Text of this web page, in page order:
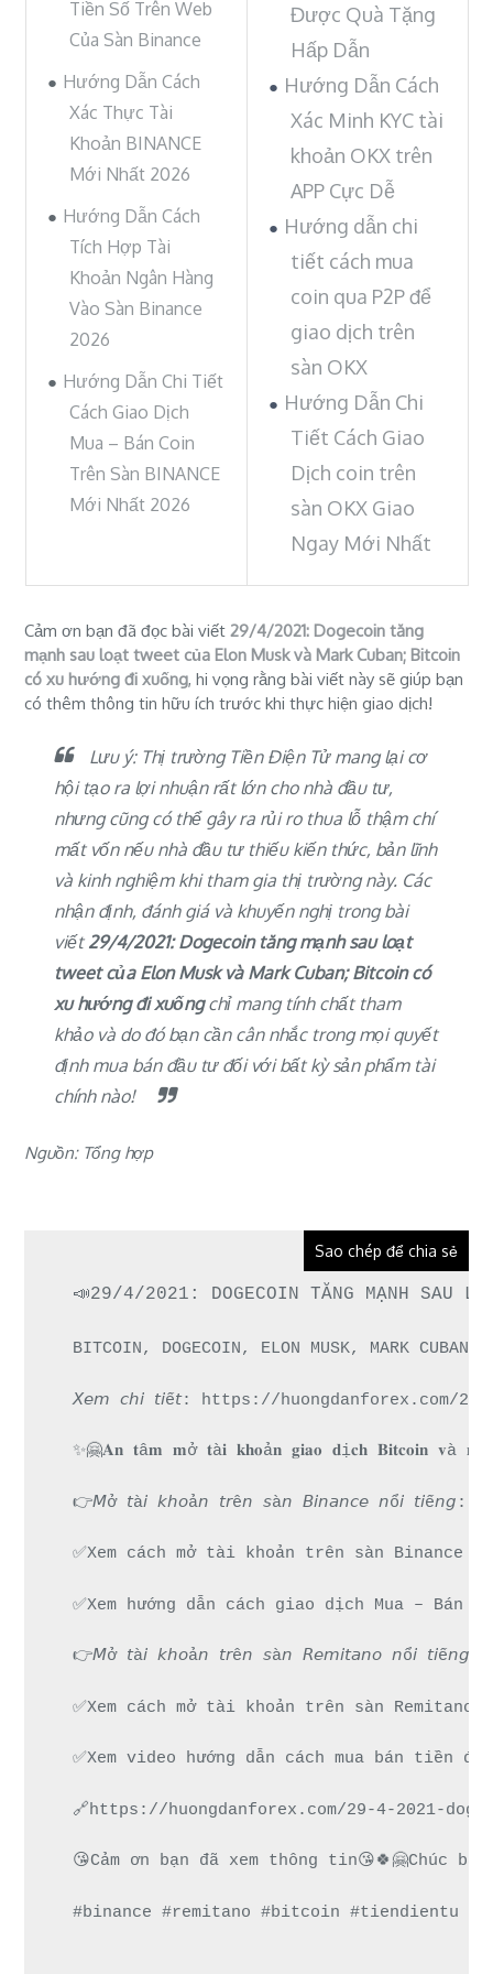
Tiền Số Trên Web
Của Sàn Binance
Hướng Dẫn Cách
Xác Thực Tài
Khoản BINANCE
Mới Nhất 2026
Hướng Dẫn Cách
Tích Hợp Tài
Khoản Ngân Hàng
Vào Sàn Binance
2026
Hướng Dẫn Chi Tiết
Cách Giao Dịch
Mua – Bán Coin
Trên Sàn BINANCE
Mới Nhất 2026
Được Quà Tặng
Hấp Dẫn
Hướng Dẫn Cách
Xác Minh KYC tài
khoản OKX trên
APP Cực Dễ
Hướng dẫn chi
tiết cách mua
coin qua P2P để
giao dịch trên
sàn OKX
Hướng Dẫn Chi
Tiết Cách Giao
Dịch coin trên
sàn OKX Giao
Ngay Mới Nhất
Cảm ơn bạn đã đọc bài viết29/4/2021: Dogecoin tăng
mạnh sau loạt tweet của Elon Musk và Mark Cuban; Bitcoin
có xu hướng đi xuống, hi vọng rằng bài viết này sẽ giúp bạn
có thêm thông tin hữu ích trước khi thực hiện giao dịch!
Lưu ý: Thị trường Tiền Điện Tử mang lại cơ
hội tạo ra lợi nhuận rất lớn cho nhà đầu tư,
nhưng cũng có thể gây ra rủi ro thua lỗ thậm chí
mất vốn nếu nhà đầu tư thiếu kiến thức, bản lĩnh
và kinh nghiệm khi tham gia thị trường này. Các
nhận định, đánh giá và khuyến nghị trong bài
viết 29/4/2021: Dogecoin tăng mạnh sau loạt
tweet của Elon Musk và Mark Cuban; Bitcoin có
xu hướng đi xuốngchỉ mang tính chất tham
khảo và do đó bạn cần cân nhắc trong mọi quyết
định mua bán đầu tư đối với bất kỳ sản phẩm tài
chính nào!
Nguồn: Tổng hợp
Sao chép để chia sẻ
📣29/4/2021: DOGECOIN TĂNG MẠNH SAU
BITCOIN, DOGECOIN, ELON MUSK,
𝘟𝘦𝘮 𝘤𝘩𝘪 𝘵𝘪ế𝘵: https://huongdanforex.com/
✨🤗𝐀𝐧 𝐭â𝐦 𝐦ở 𝐭à𝐢 𝐤𝐡𝐨ả𝐧 𝐠𝐢𝐚𝐨 𝐝ị𝐜𝐡 𝐁𝐢𝐭𝐜𝐨𝐢𝐧 𝐯à
👉𝘔ở 𝘵à𝘪 𝘬𝘩𝘰ả𝘯 𝘵𝘳ê𝘯 𝘴à𝘯 𝘉𝘪𝘯𝘢𝘯𝘤𝘦 𝘯ổ𝘪
✅Xem cách mở tài khoản trên sàn Binance
✅Xem hướng dẫn cách giao dịch Mua –
👉𝘔ở 𝘵à𝘪 𝘬𝘩𝘰ả𝘯 𝘵𝘳ê𝘯 𝘴à𝘯 𝘙𝘦𝘮𝘪𝘵𝘢𝘯𝘰 𝘯ổ𝘪
✅Xem cách mở tài khoản trên sàn
✅Xem video hướng dẫn cách mua bán tiền
🔗https://huongdanforex.com/29-4-2021-
😘Cảm ơn bạn đã xem thông
#binance #remitano #bitcoin #tiendientu